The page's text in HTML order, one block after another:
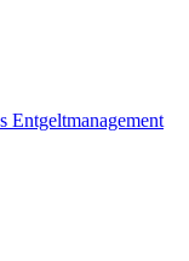
Entgeltmanagement